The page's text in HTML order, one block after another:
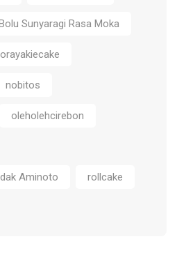
Sunyaragi Rasa Moka
nobitos
oleholehcirebon
Aminoto rollcake